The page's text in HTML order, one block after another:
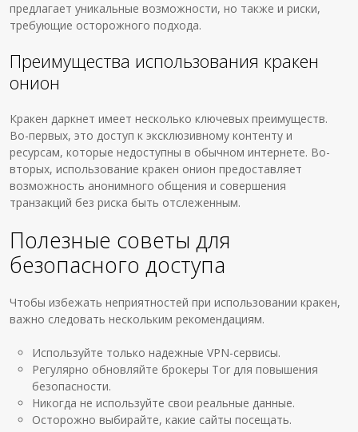
предлагает уникальные возможности, но также и риски,
требующие осторожного подхода.
Преимущества использования кракен
онион
Кракен даркнет имеет несколько ключевых преимуществ.
Во-первых, это доступ к эксклюзивному контенту и
ресурсам, которые недоступны в обычном интернете. Во-
вторых, использование кракен онион предоставляет
возможность анонимного общения и совершения
транзакций без риска быть отслеженным.
Полезные советы для
безопасного доступа
Чтобы избежать неприятностей при использовании кракен,
важно следовать нескольким рекомендациям.
Используйте только надежные VPN-сервисы.
Регулярно обновляйте брокеры Tor для повышения
безопасности.
Никогда не используйте свои реальные данные.
Осторожно выбирайте, какие сайты посещать.